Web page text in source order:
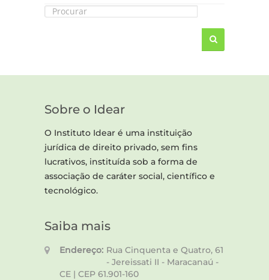
Sobre o Idear
O Instituto Idear é uma instituição
jurídica de direito privado, sem fins
lucrativos, instituída sob a forma de
associação de caráter social, científico e
tecnológico.
Saiba mais
Endereço: Rua Cinquenta e Quatro, 61
- Jereissati II - Maracanaú -
CE | CEP 61.901-160